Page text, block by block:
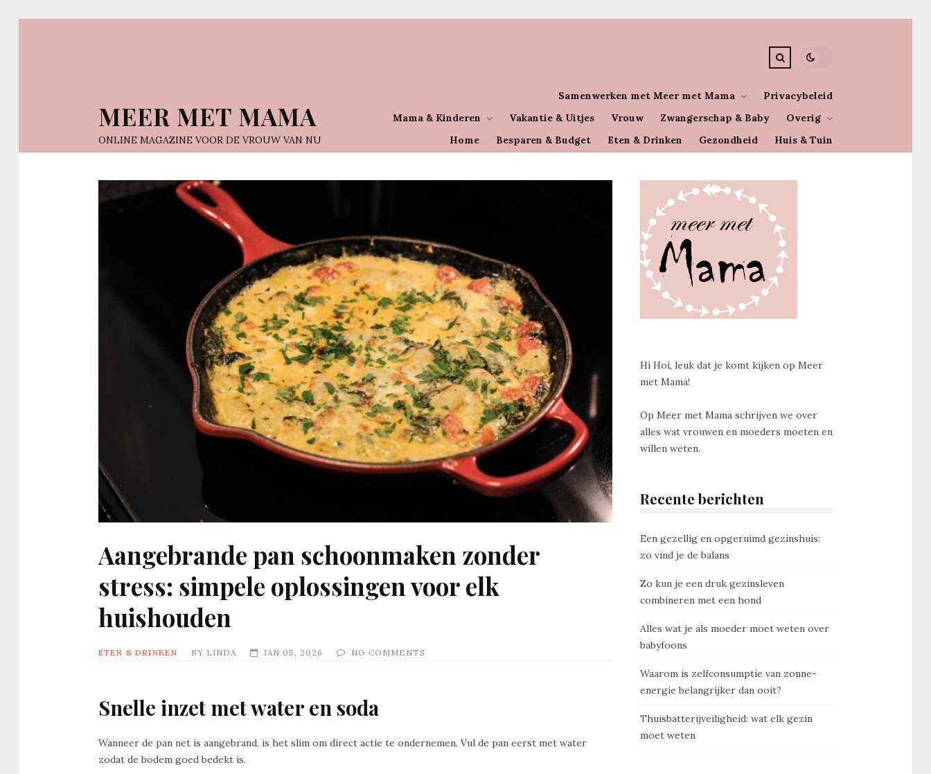
MEER MET MAMA
ONLINE MAGAZINE VOOR DE VROUW VAN NU Home Besparen & Budget Eten & Drinken Gezondheid Huis & Tuin
Mama & Kinderen Vakantie & Uitjes Vrouw Zwangerschap & Baby Overig
Samenwerken met Meer met Mama Privacybeleid
Aangebrande pan schoonmaken zonder
stress: simpele oplossingen voor elk
huishouden
ETEN & DRINKEN BY LINDA JAN 05, 2026 NO COMMENTS
Snelle inzet met water en soda
Wanneer de pan net is aangebrand, is het slim om direct actie te ondernemen. Vul de pan eerst met water
zodat de bodem goed bedekt is.
Hi Hoi, leuk dat je komt kijken op Meer
met Mama!
Op Meer met Mama schrijven we over
alles wat vrouwen en moeders moeten en
willen weten.
Recente berichten
Een gezellig en opgeruimd gezinshuis:
zo vind je de balans
Zo kun je een druk gezinsleven
combineren met een hond
Alles wat je als moeder moet weten over
babyfoons
Waarom is zelfconsumptie van zonne-
energie belangrijker dan ooit?
Thuisbatterijveiligheid: wat elk gezin
moet weten